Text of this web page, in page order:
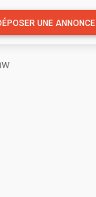
UNE ANNONCE